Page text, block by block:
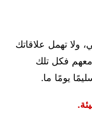
ولا تهمل علاقاتك
معهم فكل تلك
يومًا ما.